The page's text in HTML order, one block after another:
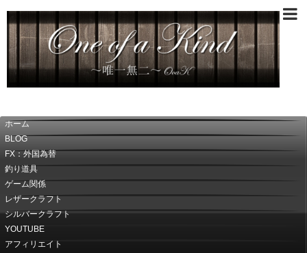
ホーム
BLOG
FX：外国為替
釣り道具
ゲーム関係
レザークラフト
シルバークラフト
YOUTUBE
アフィリエイト